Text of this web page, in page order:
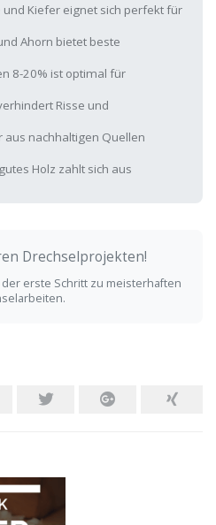
und Kiefer eignet sich perfekt für
Ahorn bietet beste
8-20% ist optimal für
Risse und
aus nachhaltigen Quellen
Holz zahlt sich aus
Drechselprojekten!
erste Schritt zu meisterhaften